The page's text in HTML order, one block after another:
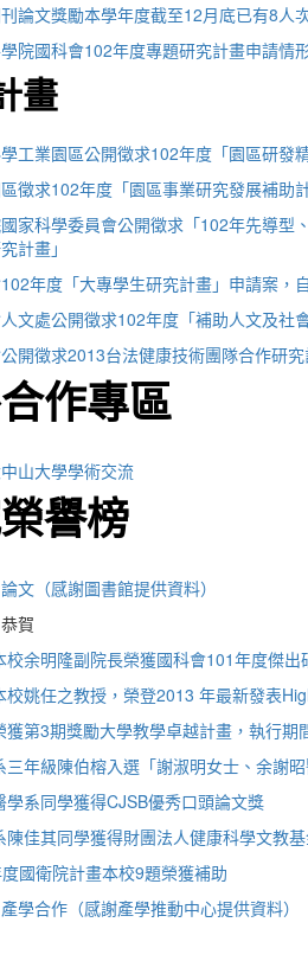
論文獎勵本學年度截至12月底已有8人
院國科會102年度專題研究計畫申請情
畫
工業園區公開徵求102年度「園區研發
徵求102年度「園區事業研究發展補助計
家科學委員會公開徵求「102年先導型
計畫」
年度「大專學生研究計畫」申請案，
文處公開徵求102年度「補助人文及社
開徵求2013台法健康技術團隊合作研
作專區
山大學學術交流
譽榜
論文（感謝圖書館提供資料）
恭賀
校余明隆副院長榮獲國科會101年度傑出
校姚任之教授，榮登2013 年最新發表
獲第3期獎勵大學教學卓越計畫，執行期
三年級陳伯榕入選「謝淑明女士、余謝
學系同學獲得CJSB優秀口頭論文獎
陳佳其同學獲得財團法人健康科學文教
國衛院計畫本校9題榮獲補助
產學合作（感謝產學推動中心提供資料）